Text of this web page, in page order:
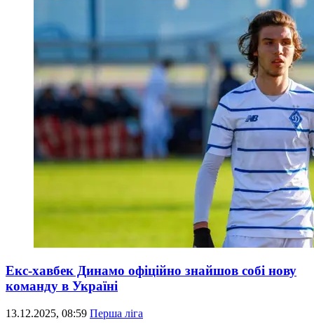
Екс-хавбек Динамо офіційно знайшов собі нову
команду в Україні
13.12.2025, 08:59 Перша ліга